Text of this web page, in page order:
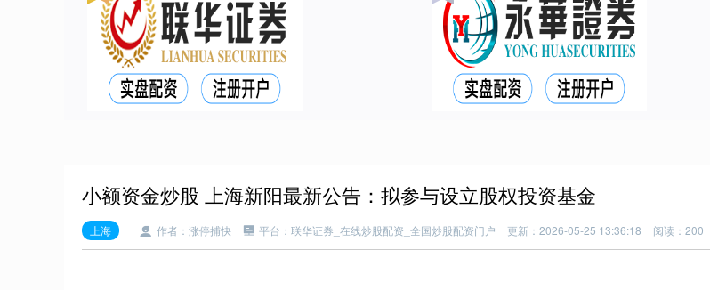
小额资金炒股 上海新阳最新公告：拟参与设立股权投资基金
上海 作者：涨停捕快 平台：联华证券_在线炒股配资_全国炒股配资门户 更新：2026-05-25 13:36:18 阅读：200